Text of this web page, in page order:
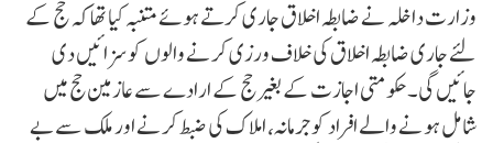
وزارت داخلہ نے ضابطہ اخلاق جاری کرتے ہوئے متنبہ کیا تھا کہ حج کے
لئے جاری ضابطہ اخلاق کی خلاف ورزی کرنے والوں کو سزائیں دی
جائیں گی۔ حکومتی اجازت کے بغیر حج کے ارادے سے عازمین حج میں
شامل ہونے والے افراد کو جرمانہ، املاک کی ضبط کرنے اور ملک سے بے